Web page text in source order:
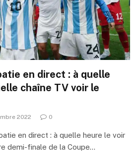
en direct : à quelle
chaîne TV voir le
2022 0
en direct : à quelle heure le voir
demi-finale de la Coupe…